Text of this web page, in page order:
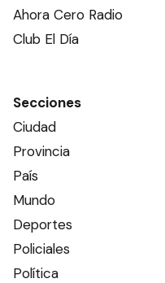
Ahora Cero Radio
Club El Día
Secciones
Ciudad
Provincia
País
Mundo
Deportes
Policiales
Política